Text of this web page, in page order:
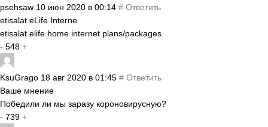
psehsaw 10 июн 2020 в 00:14 # Ответить
etisalat eLife Interne
etisalat elife home internet plans/packages
- 548 +
KsuGrago 18 авг 2020 в 01:45 # Ответить
Ваше мнение
Победили ли мы заразу короновирусную?
- 739 +